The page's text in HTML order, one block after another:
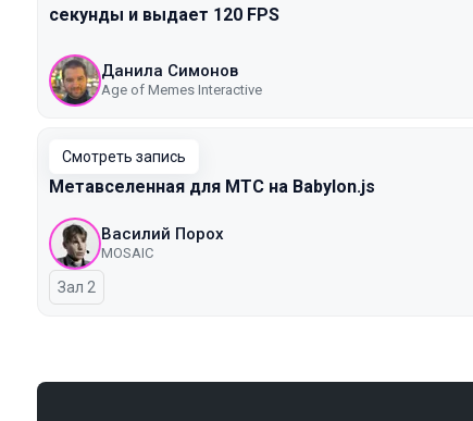
секунды и выдает 120 FPS
Данила Симонов
Age of Memes Interactive
Смотреть запись
Метавселенная для МТС на Babylon.js
Василий Порох
MOSAIC
Зал 2